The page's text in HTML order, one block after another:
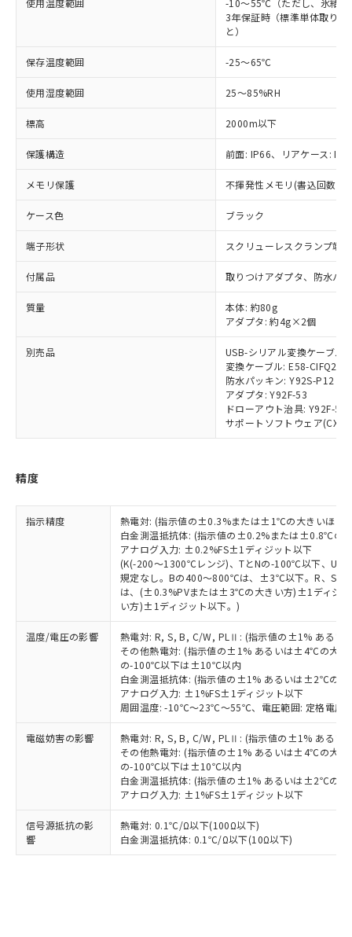
使用温度範囲
-10～55℃（ただし、氷結、
3年保証時（標準単体取り
と）
保存温度範囲 -25～65℃
使用湿度範囲 25～85%RH
標高 2000m以下
保護構造 前面: IP66、リアケース:
メモリ保護 不揮発性メモリ(書込回数:
ケース色 ブラック
端子形状 スクリューレスクランプ端
付属品 取りつけアダプタ、防水パ
質量
本体: 約80g
アダプタ: 約4g×2個
別売品
USB-シリアル変換ケーブル:
変換ケーブル: E58-CIFQ2-E
防水パッキン: Y92S-P12
アダプタ: Y92F-53
ドローアウト治具: Y92F-55
サポートソフトウェア(CX-
精度
指示精度
熱電対: (指示値の±0.3%または±1℃の大きいほう
白金測温抵抗体: (指示値の±0.2%または±0.8℃の
アナログ入力: ±0.2%FS±1ディジット以下
(K(-200～1300℃レンジ)、TとNの-100℃以下、U
規定なし。Bの400～800℃は、±3℃以下。R、S
は、(±0.3%PVまたは±3℃の大きい方)±1ディジ
い方)±1ディジット以下。)
温度/電圧の影響
熱電対: R, S, B, C/W, PLⅡ: (指示値の±1% ある
その他熱電対: (指示値の±1% あるいは±4℃の大き
の-100℃以下は±10℃以内
白金測温抵抗体: (指示値の±1% あるいは±2℃の大
アナログ入力: ±1%FS±1ディジット以下
周囲温度: -10℃～23℃～55℃、電圧範囲: 定格電圧
電磁妨害の影響
熱電対: R, S, B, C/W, PLⅡ: (指示値の±1% ある
その他熱電対: (指示値の±1% あるいは±4℃の大き
の-100℃以下は±10℃以内
白金測温抵抗体: (指示値の±1% あるいは±2℃の大
アナログ入力: ±1%FS±1ディジット以下
信号源抵抗の影
響
熱電対: 0.1℃/Ω以下(100Ω以下)
白金測温抵抗体: 0.1℃/Ω以下(10Ω以下)
当社制御機器事業取扱商品の中には、
本サービスの対象外となる商品もある
記載している更新日時点での社内デー
タに基づき作成されるものであり、閲
準価格とは異なる場合があることをご
正式な納期状況および標準価格はお客
様のお取引先、またはお客様担当のオ
ムロン制御機器販売店・当社販売員に
オムロン制御機器販売店や当社販売拠
販売ネットワーク
」をご確認
事前の承諾なく第三者に漏洩または開
示しないようお願いします。
マイパーツ機能（部品リスト作成サー
ビス）をご利用いただくには、I-Web
メンバーズにご登録されている必要が
お客様が当ウェブサイト上で当社にご
登録された部品リストについて、当社
および当社の共同利用者が、当社の製
用者の範囲」に記載されている法人を
指します。
仕入先様の事情により、非含有部品として
いたものが、含有品と判明した場合などや
むを得ず変更することがあります。
鉛(Pb) 1000ppm以下、 水銀(Hg) 1000ppm以下、 カド
類(PBB) 1000ppm以下、ポリ臭化ジフェニルエーテル類
(PBDE) 1000ppm以下、フタル酸ビス(2-エチルヘキシ
ル) (DEHP)(別名：DOP) 1000ppm以下、フタル酸ブチ
ルベンジル（BBP） 1000ppm以下、フタル酸ジブチル
（DBP） 1000ppm以下、フタル酸ジイソブチル
(DIBP) 1000ppm以下
但し、RoHS指令で産業用監視および制御機器に対する
フタル酸エステル類の４物質については閾値を超える意
図的な使用がないことを確認しています。
部品在庫の切り替え状況などにより、予定
※3 非含有証明書ダウンロード
下記の非含有証明書をダウンロードするこ
とができます。
※本証明書は発行日時点で非含有を証明す
るもので、過去に遡って非含有を証明する
ものではありません。
また、RoHS指令のフタル酸エステル類４
物質の対応では、対応完了までの期間は出
荷製品に未対応品が混在することから備考
欄に対応日を記載しておりました。
既に当社にて対応品への在庫切替を完了
していることから、特段のことがない限
り、2022年1月12日より割愛しておりま
「×」：最大均質材料含有率が中国RoHSの
基準値を超えていることを示します。
「－」：未確認です。当社販売部門へお問
い合わせください。
*中国RoHS10物質の基準値 (GB/T26572)：
Pb(鉛) :1000ppm、 Hg(水銀) : 1000ppm、 Cd(カドミウ
Cr(Ⅵ)(六価クロム) : 1000ppm、 PBBs(ポリ臭化ビフェ
ニル類) : 1000ppm、 PBDEs(ポリ臭化ジフェニルエーテ
ル類) : 1000ppm、
ル) : 1000ppm、
DEHP(フタル酸ビス(2-エチルヘキシル)) : 1000ppm
※2 環境保護使用期限
「ｅ」：有害物質（10物質）のすべてが基
準値以下であることを示します。
「10」：通常の使用状況下において有害物
質が外部に漏えいし、環境に深刻な影響を
「－」：未確認です。当社販売部門へお問
当社は、これら貴社製品のうち、外国
為替および外国貿易法に定める商品
（以下｢規制貨物等」という）を輸出
または国外への提供する場合は、日本
国政府の輸出許可(または役務取引許
当社は規制貨物を破棄する場合は、完
いよう必要な手段を講じます。
当社は貴社製品を、核兵器、ミサイ
ル、化学兵器、生物兵器またはその他
武器並びにこれらの製造装置等に一切
当社は、貴社製品を第三者に販売する
場合は、上記1、2および3の内容を当
該第三者に通知します。また当社は、
販売先および販売に係わる関係者が違
法に輸出するおそれがある場合は、取
記
一定数以上の在庫あり
一定数には満たないが在庫あり
在庫なし(最新の在庫状況につ
いては、お客様のお取引先、ま
たはお客様担当のオムロン制御
機器販売店・当社販売員にご確
受注生産機種、また在庫状況の
情報を公開していない機種